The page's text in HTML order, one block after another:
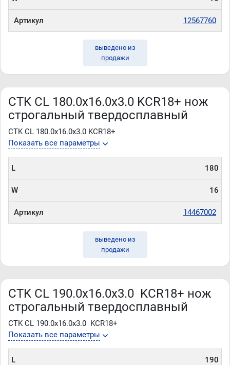
Артикул 12567760
выведено из
продажи
CTK CL 180.0x16.0x3.0 KCR18+ нож
строгальный твердосплавный
CTK CL 180.0x16.0x3.0 KCR18+
Показать все параметры
L 180
W 16
Артикул 14467002
выведено из
продажи
CTK CL 190.0x16.0x3.0 KCR18+ нож
строгальный твердосплавный
CTK CL 190.0x16.0x3.0 KCR18+
Показать все параметры
L 190